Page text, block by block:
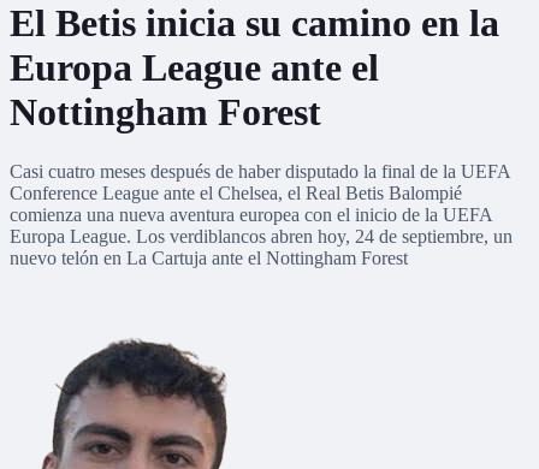
El Betis inicia su camino en la
Europa League ante el
Nottingham Forest
Casi cuatro meses después de haber disputado la final de la UEFA
Conference League ante el Chelsea, el Real Betis Balompié
comienza una nueva aventura europea con el inicio de la UEFA
Europa League. Los verdiblancos abren hoy, 24 de septiembre, un
nuevo telón en La Cartuja ante el Nottingham Forest